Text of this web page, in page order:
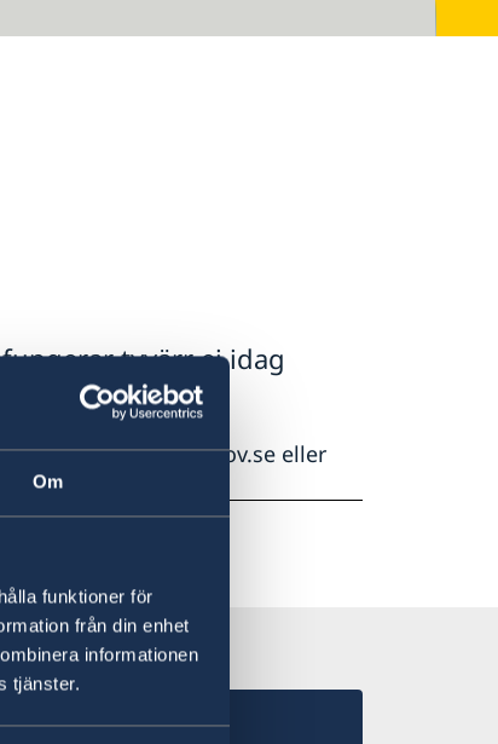
Om
funktioner för
från din enhet
informationen
tjänster.
tyvärr ej idag
visum@gov.se eller